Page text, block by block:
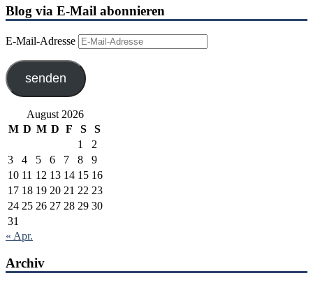
Blog via E-Mail abonnieren
E-Mail-Adresse
senden
August 2026
M D M D F S
S
1
2
3
4 5 6 7 8
9
10 11 12 13 14 15 16
17 18 19 20 21 22 23
24 25 26 27 28 29 30
31
« Apr.
Archiv